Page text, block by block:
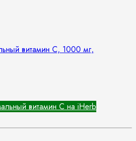
витамин C, 1000 мг,
витамин С на iHerb